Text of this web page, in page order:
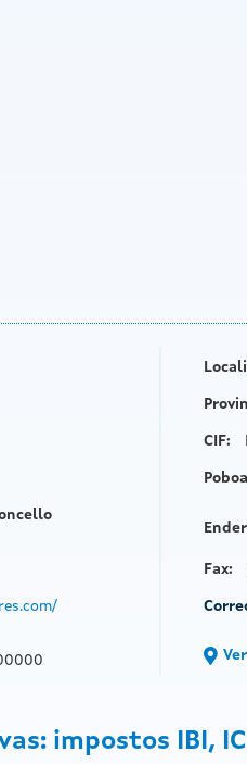
CIF:
Fax:
impostos IBI,